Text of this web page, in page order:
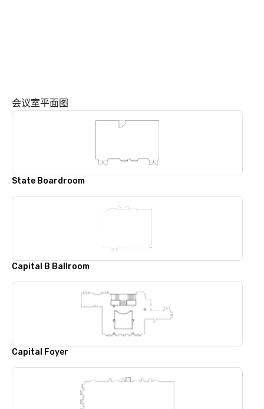
会议室平面图
State Boardroom
Capital B Ballroom
Capital Foyer